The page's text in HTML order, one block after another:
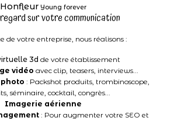
Honfleur Young forever
sur votre communication
de votre entreprise, nous réalisons :
3d de votre établissement
vidéo avec clip, teasers, interviews...
: Packshot produits, trombinoscope,
séminaire, cocktail, congrès...
Imagerie aérienne
: Pour augmenter votre SEO et